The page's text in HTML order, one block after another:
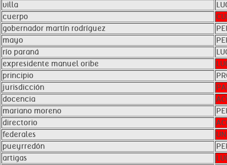
villa
cuerpo
gobernador martín rodríguez
mayo
río paraná
expresidente manuel oribe
principio
jurisdicción
docencia
mariano moreno
directorio
federales
pueyrredón
artigas